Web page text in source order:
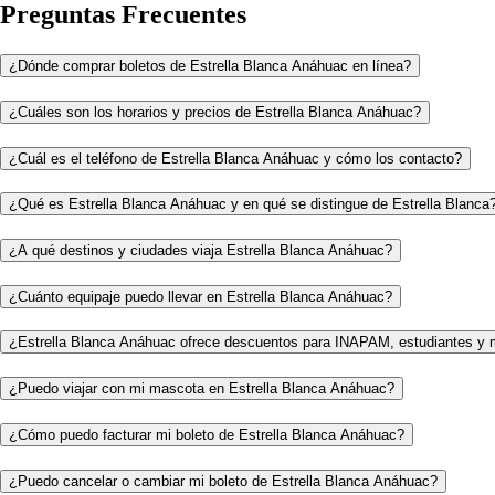
Preguntas Frecuentes
¿Dónde comprar boletos de Estrella Blanca Anáhuac en línea?
¿Cuáles son los horarios y precios de Estrella Blanca Anáhuac?
¿Cuál es el teléfono de Estrella Blanca Anáhuac y cómo los contacto?
¿Qué es Estrella Blanca Anáhuac y en qué se distingue de Estrella
¿A qué destinos y ciudades viaja Estrella Blanca Anáhuac?
¿Cuánto equipaje puedo llevar en Estrella Blanca Anáhuac?
¿Estrella Blanca Anáhuac ofrece descuentos para INAPAM, estudiantes y
¿Puedo viajar con mi mascota en Estrella Blanca Anáhuac?
¿Cómo puedo facturar mi boleto de Estrella Blanca Anáhuac?
¿Puedo cancelar o cambiar mi boleto de Estrella Blanca Anáhuac?